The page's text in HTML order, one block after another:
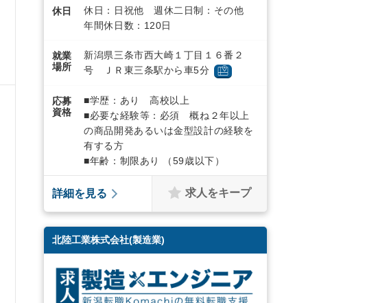
休日
休日：日祝他 週休二日制：その他
年間休日数：120日
就業
場所
新潟県三条市西大崎１丁目１６番２
号 ＪＲ東三条駅から車5分
応募
資格
■学歴：あり 高校以上
■必要な経験等：必須 概ね２年以上
の商品開発あるいは金型設計の経験を
有する方
■年齢：制限あり （59歳以下）
詳細を見る 求人をキープ
北陸工業株式会社(製造業)